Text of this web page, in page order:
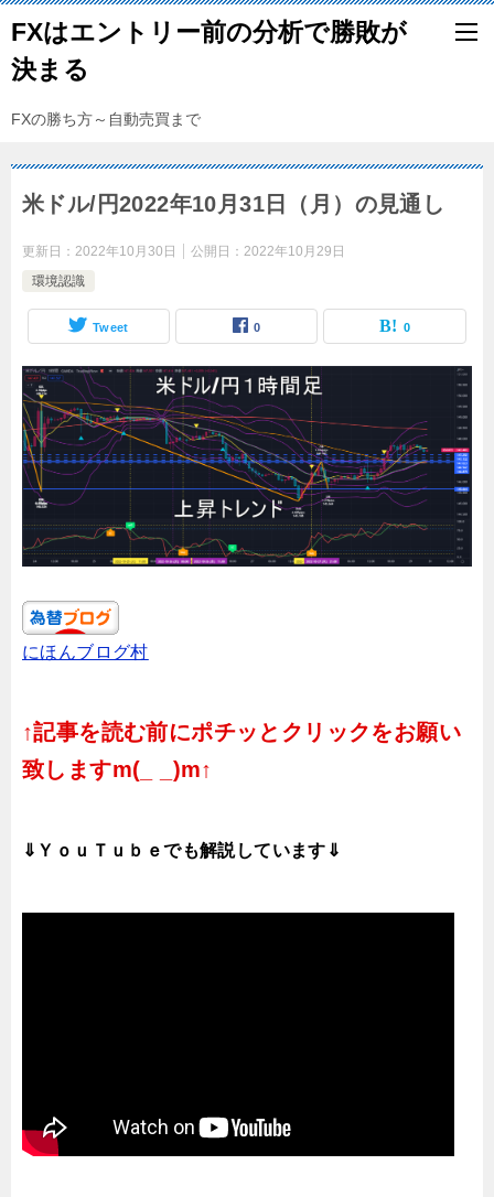
FXはエントリー前の分析で勝敗が
決まる
FXの勝ち方～自動売買まで
米ドル/円2022年10月31日（月）の見通し
更新日： 2022年10月30日 公開日： 2022年10月29日
環境認識
Tweet 0 0
にほんブログ村
↑記事を読む前にポチッとクリックをお願い
致しますm(_ _)m↑
⇓ＹｏｕＴｕｂｅでも解説しています⇓